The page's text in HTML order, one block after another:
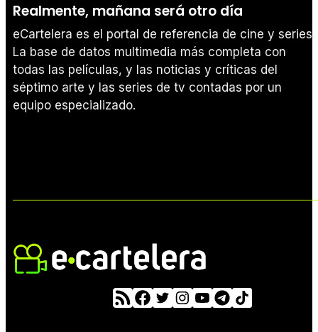
Realmente, mañana será otro día
eCartelera es el portal de referencia de cine y series.
La base de datos multimedia más completa con
todas las películas, y las noticias y críticas del
séptimo arte y las series de tv contadas por un
equipo especializado.